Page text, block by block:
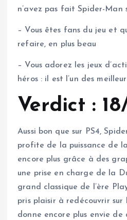
n’avez pas fait Spider-Man
– Vous êtes fans du jeu et
refaire, en plus beau
– Vous adorez les jeux
héros : il est l’un des
Verdict :
Aussi bon que sur PS4,
profite de la puissance de
encore plus grâce à des
une prise en charge de la
grand classique de l’ère
pris plaisir à redécouvrir
donne encore plus envie de